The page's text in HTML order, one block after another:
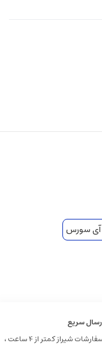
آی سورس
سریع
سفارشات شیراز کمتر از 4 ساعت ،